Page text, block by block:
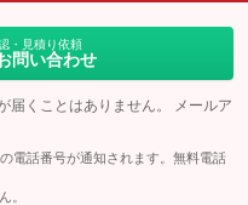
・見積り依頼
問い合わせ
届くことはありません。 メールア
電話番号が通知されます。無料電話
。